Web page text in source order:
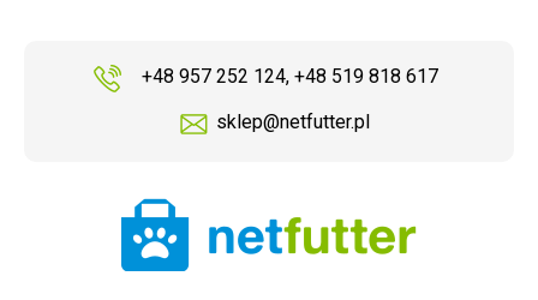
+48 957 252 124, +48 519 818 617
sklep@netfutter.pl